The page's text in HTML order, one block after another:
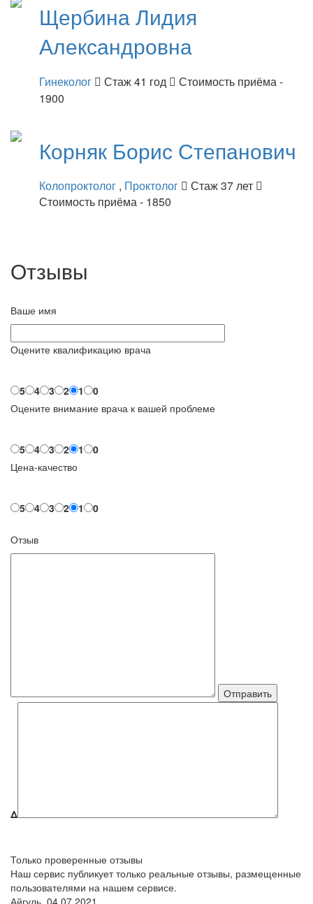
ЩербинаЛидия
Александровна
Гинеколог Стаж 41 год
Стоимость приёма -
1900
Корняк Борис Степанович
Колопроктолог , Проктолог
Стаж 37 лет
Стоимость приёма - 1850
Отзывы
Ваше имя
Оцените квалификацию врача
5 4 3 2 1
0
Оцените внимание врача к вашей проблеме
5 4 3 2 1
0
Цена-качество
5 4 3 2 1 0
Отзыв
Δ
Только проверенные отзывы
Наш сервис публикует только реальные отзывы, размещенные
пользователями на нашем сервисе.
Айгуль, 04.07.2021